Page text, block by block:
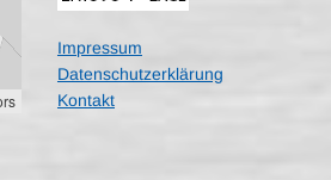
Impressum
Datenschutzerklärung
Kontakt